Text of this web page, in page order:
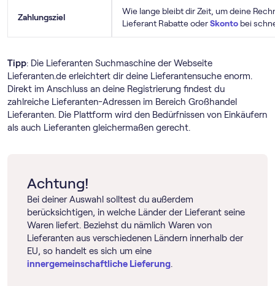
Zahlungsziel
Wie lange bleibt dir Zeit, um deine
Lieferant Rabatte oderSkonto bei
Tipp: Die Lieferanten Suchmaschine der Webseite
Lieferanten.de erleichtert dir deine Lieferantensuche enorm.
Direkt im Anschluss an deine Registrierung findest du
zahlreiche Lieferanten-Adressen im Bereich Großhandel
Lieferanten. Die Plattform wird den Bedürfnissen von Einkäufern
als auch Lieferanten gleichermaßen gerecht.
Achtung!
Bei deiner Auswahl solltest du außerdem
berücksichtigen, in welche Länder der Lieferant seine
Waren liefert. Beziehst du nämlich Waren von
Lieferanten aus verschiedenen Ländern innerhalb der
EU, so handelt es sich um eine
innergemeinschaftliche Lieferung.